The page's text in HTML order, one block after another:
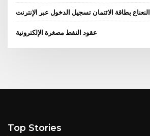
النعناع بطاقة الائتمان تسجيل الدخول عبر الإنترنت
عقود النفط مصغرة الإلكترونية
Top Stories